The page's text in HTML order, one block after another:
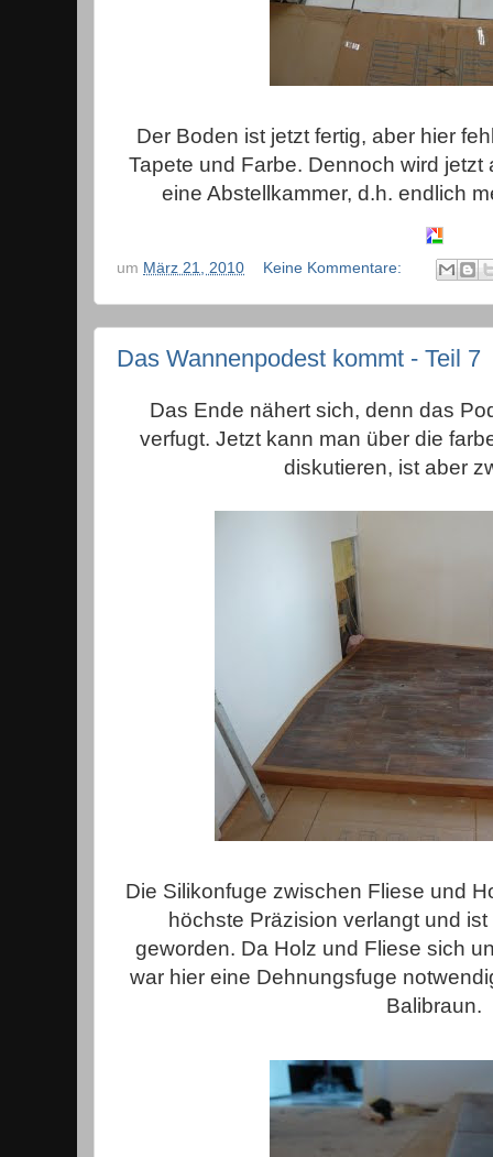
Der Boden ist jetzt fertig, aber hier
Tapete und Farbe. Dennoch wird
eine Abstellkammer, d.h. endlich
um März 21, 2010 Keine Kommentare:
Das Wannenpodest kommt - Teil 7
Das Ende nähert sich, denn das
verfugt. Jetzt kann man über die
diskutieren, ist aber
Die Silikonfuge zwischen Fliese und
höchste Präzision verlangt und
geworden. Da Holz und Fliese sich
war hier eine Dehnungsfuge
Balibraun.